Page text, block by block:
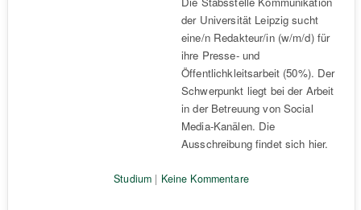
der Universität Leipzig sucht
eine/n Redakteur/in (w/m/d) für
ihre Presse- und
Öffentlichkleitsarbeit (50%). Der
Schwerpunkt liegt bei der Arbeit
in der Betreuung von Social
Media-Kanälen. Die
Ausschreibung findet sich hier.
Studium | Keine Kommentare